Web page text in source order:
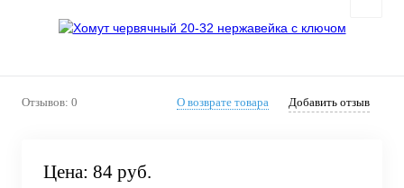
Отзывов: 0 О возврате товара Добавить отзыв
Цена: 84 руб.